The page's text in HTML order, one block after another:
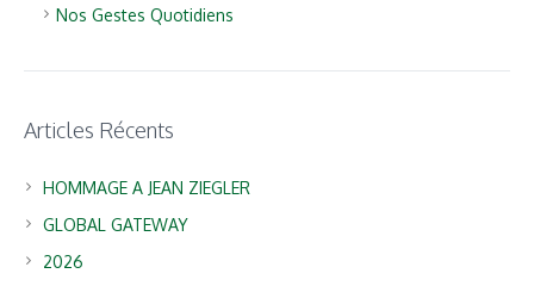
Nos Gestes Quotidiens
Articles Récents
HOMMAGE A JEAN ZIEGLER
GLOBAL GATEWAY
2026